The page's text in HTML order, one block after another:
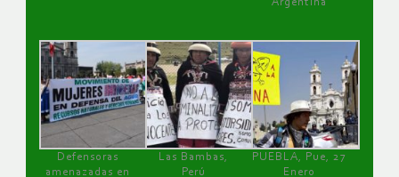
Defensoras
amenazadas en
Las Bambas,
Perú
PUEBLA, Pue, 27
Enero